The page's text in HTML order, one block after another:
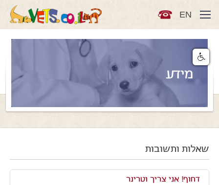
EN
מידע
שאלות ותשובות
דחוף! אני צריך וטרינר